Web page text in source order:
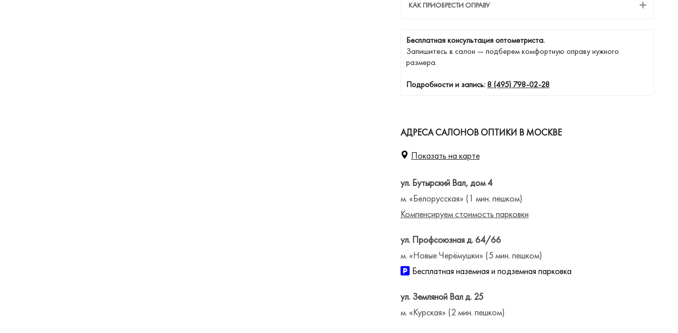
КАК ПРИОБРЕСТИ ОПРАВУ
Бесплатная консультация оптометриста.
Запишитесь в салон — подберем комфортную оправу нужного
размера.
Подробности и запись:8 (495) 798-02-28
АДРЕСА САЛОНОВ ОПТИКИ В МОСКВЕ
Показать на карте
ул. Бутырский Вал, дом 4
м. «Белорусская» (1 мин. пешком)
Компенсируем стоимость парковки
ул. Профсоюзная д. 64/66
м. «Новые Черёмушки» (5 мин. пешком)
Бесплатная наземная и подземная парковка
ул. Земляной Вал д. 25
м. «Курская» (2 мин. пешком)